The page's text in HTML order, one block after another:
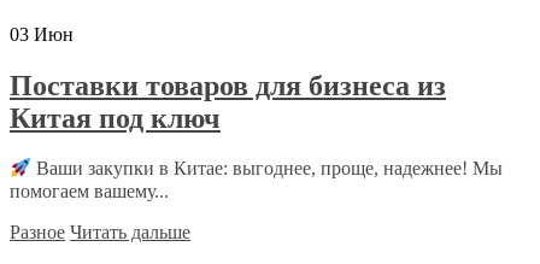
03 Июн
Поставки товаров для бизнеса из
Китая под ключ
Ваши закупки в Китае: выгоднее, проще, надежнее! Мы
помогаем вашему...
Разное Читать дальше